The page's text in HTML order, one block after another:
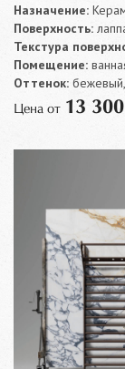
Назначение:
Поверхность:
Текстура
Помещение:
Оттенок:
Цена от 13 300